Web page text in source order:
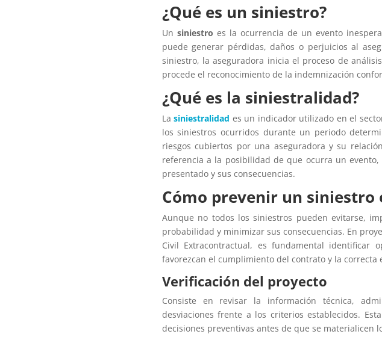
¿Qué es un siniestro?
Un siniestro es la ocurrencia de un evento
puede generar pérdidas, daños o perjuicios al
siniestro, la aseguradora inicia el proceso de
procede el reconocimiento de la indemnización
¿Qué es la siniestralidad?
Lasiniestralidad es un indicador utilizado en el
los siniestros ocurridos durante un periodo
riesgos cubiertos por una aseguradora y su
referencia a la posibilidad de que ocurra un
presentado y sus consecuencias.
Cómo prevenir un siniestro
Aunque no todos los siniestros pueden evitarse,
probabilidad y minimizar sus consecuencias. En
Civil Extracontractual, es fundamental identificar
favorezcan el cumplimiento del contrato y la correcta
Verificación del proyecto
Consiste en revisar la información técnica,
desviaciones frente a los criterios establecidos.
decisiones preventivas antes de que se materialicen